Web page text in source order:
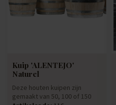
Kuip 'ALENTEJO'
Naturel
Deze houten kuipen zijn
gemaakt van 50, 100 of 150